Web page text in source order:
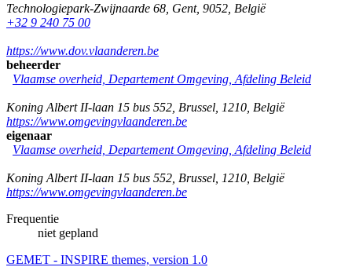
Technologiepark-Zwijnaarde 68 Gent, 9052 België
+32 9 240 75 00
https://www.dov.vlaanderen.be
beheerder
Vlaamse overheid, Departement Omgeving, Afdeling Beleid
Koning Albert II-laan 15 bus 552 Brussel 1210 België
https://www.omgevingvlaanderen.be
eigenaar
Vlaamse overheid, Departement Omgeving, Afdeling Beleid
Koning Albert II-laan 15 bus 552 Brussel 1210 België
https://www.omgevingvlaanderen.be
Frequentie
niet gepland
GEMET - INSPIRE themes, version 1.0